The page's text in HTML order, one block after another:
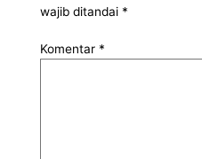
wajib ditandai *
Komentar *